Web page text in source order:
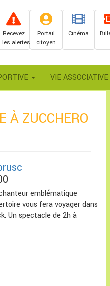
Cinéma
Portail
citoyen
Recevez
les alertes
VIE ASSOCIATIVE
À ZUCCHERO
emblématique
vous fera voyager dans
Un spectacle de 2h à